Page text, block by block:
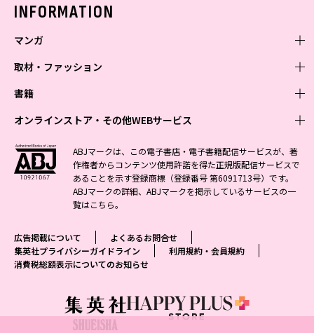
INFORMATION
マンガ
少年マンガ
Vジャンプ
最強ジャンプ
少年ジャンプ+
ジャンプTOON
ジャンプルーキー！
S-MANGA
集英社コミック文庫
青年マンガ
ZEBRACK
S-MANGA
集英社ジャンプリミックス
週刊ヤングジャンプ
ヤングジャンプ定期購読デジタル
となりのヤングジャンプ
グランドジャンプ
少女マンガ
ZEBRACK
S-MANGA
集英社コミック文庫
マーガレット
別冊マーガレット
リマコミ
マンガMeets
女性マンガ
ジャンプTOON
集英社コミック文庫
マンガMee公式サイト
リマコミ
Cookie
取材・ファッション
ファッション・美容
BAILA
MAQUIA
eclat
T JAPAN
MEN'S NON-NO
芸能・情報・スポーツ
週プレNEWS
週プレ グラジャパ!
書籍
文芸・文庫・総合
小説すばる
集英社 文芸ステーション
web 集英社文庫
アジア人物史
学芸・ノンフィクション・新書
1日5分で、明日は変わる よみタイ yomitai
集英社学芸部 - 学芸・ノンフィクション
集英社ビジネス書
集英社新書プラス - 知の水先案内人
kotoba
情報・知識＆オピニオン imidas
ライトノベル・ノベライズ
集英社オレンジ文庫
JUMP j-BOOKS
ダッシュエックス文庫公式サイト
集英社Webマガジン コバルト
集英社の児童図書 S-KIDS.LAND
オンラインストア・その他WEBサービス
オンラインストア
OTO
SHUEISHA MANGA-ART HERITAGE
ジャンプキャラクターズストア
HAPPY PLUS STORE
SHUEISHA VOX
LEEマルシェ
eclat premium
その他WEBサービス
集英社アドナビ
集英社エディターズ・ラボ
ABJマークは、この電子書店・電子書籍配信サービスが、著
作権者からコンテンツ使用許諾を得た正規版配信サービスで
あることを示す登録商標（登録番号 第6091713号）です。
ABJマークの詳細、ABJマークを掲示しているサービスの一
覧はこちら。
広告掲載について
よくあるお問合せ
集英社プライバシーガイドライン
利用規約・会員規約
消費税総額表示についてのお知らせ